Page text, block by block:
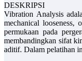
DESKRIPSI
Vibration Analysis
mechanical looseness,
permukaan pada
membandingkan sifat
aditif. Dalam pelatihan